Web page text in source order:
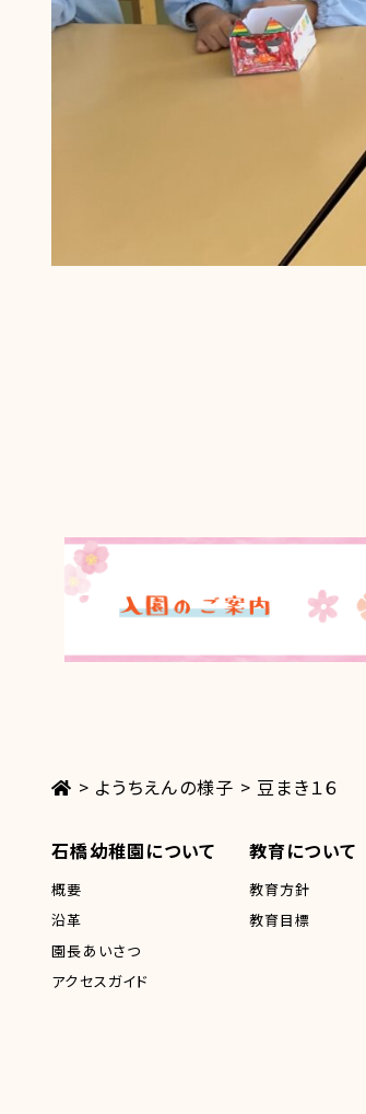
> ようちえんの様子 > 豆まき１６
石橋幼稚園について
概要
沿革
園長あいさつ
アクセスガイド
教育について
教育方針
教育目標